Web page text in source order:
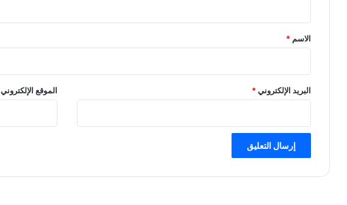
*
الاسم*
البريد الإلكتروني* الموقع الإلكتروني